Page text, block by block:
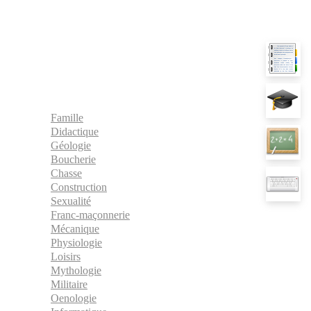
Famille
Didactique
Géologie
Boucherie
Chasse
Construction
Sexualité
Franc-maçonnerie
Mécanique
Physiologie
Loisirs
Mythologie
Militaire
Oenologie